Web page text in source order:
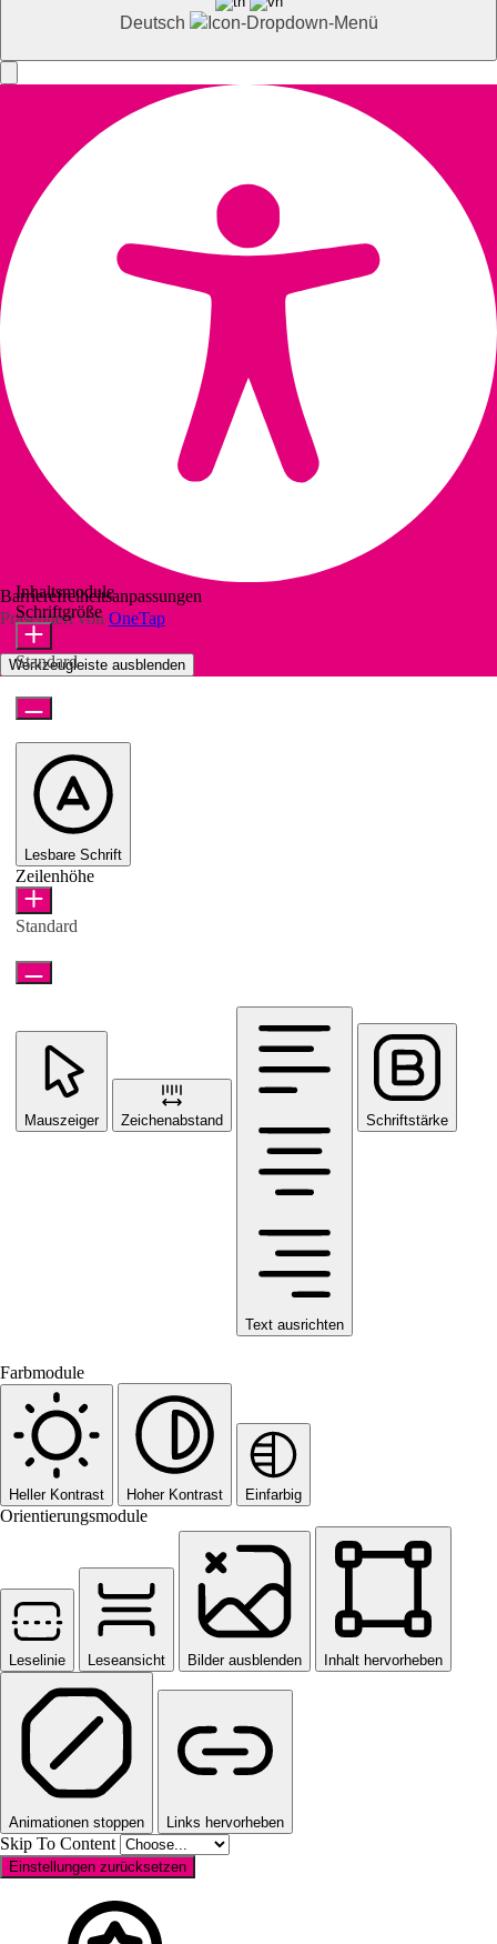
Deutsch
Barrierefreiheitsanpassungen
Präsentiert von OneTap
Werkzeugleiste ausblenden
Inhaltsmodule
Schriftgröße
Standard
Lesbare Schrift
Zeilenhöhe
Standard
Mauszeiger Zeichenabstand
Text ausrichten
Schriftstärke
Farbmodule
Heller Kontrast Hoher Kontrast Einfarbig
Orientierungsmodule
Leselinie Leseansicht Bilder ausblenden Inhalt hervorheben
Animationen stoppen Links hervorheben
Skip To Content
Einstellungen zurücksetzen